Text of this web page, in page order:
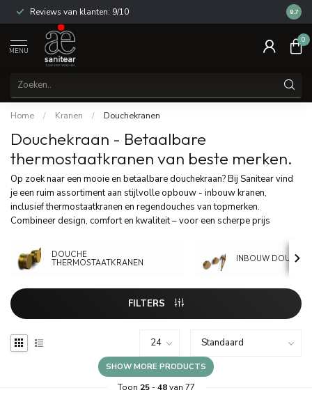
Reviews van klanten: 9/10 14
8.7
MENU
0
Home / Kranen / Douchekranen
Douchekraan - Betaalbare
thermostaatkranen van beste merken.
Op zoek naar een mooie en betaalbare douchekraan? Bij Sanitear vind
je een ruim assortiment aan stijlvolle opbouw - inbouw kranen,
inclusief thermostaatkranen en regendouches van topmerken.
Combineer design, comfort en kwaliteit – voor een scherpe prijs
DOUCHE
THERMOSTAATKRANEN
INBOUW
FILTERS
SHOW MORE PRODUCTS
Toon 25-48van 77